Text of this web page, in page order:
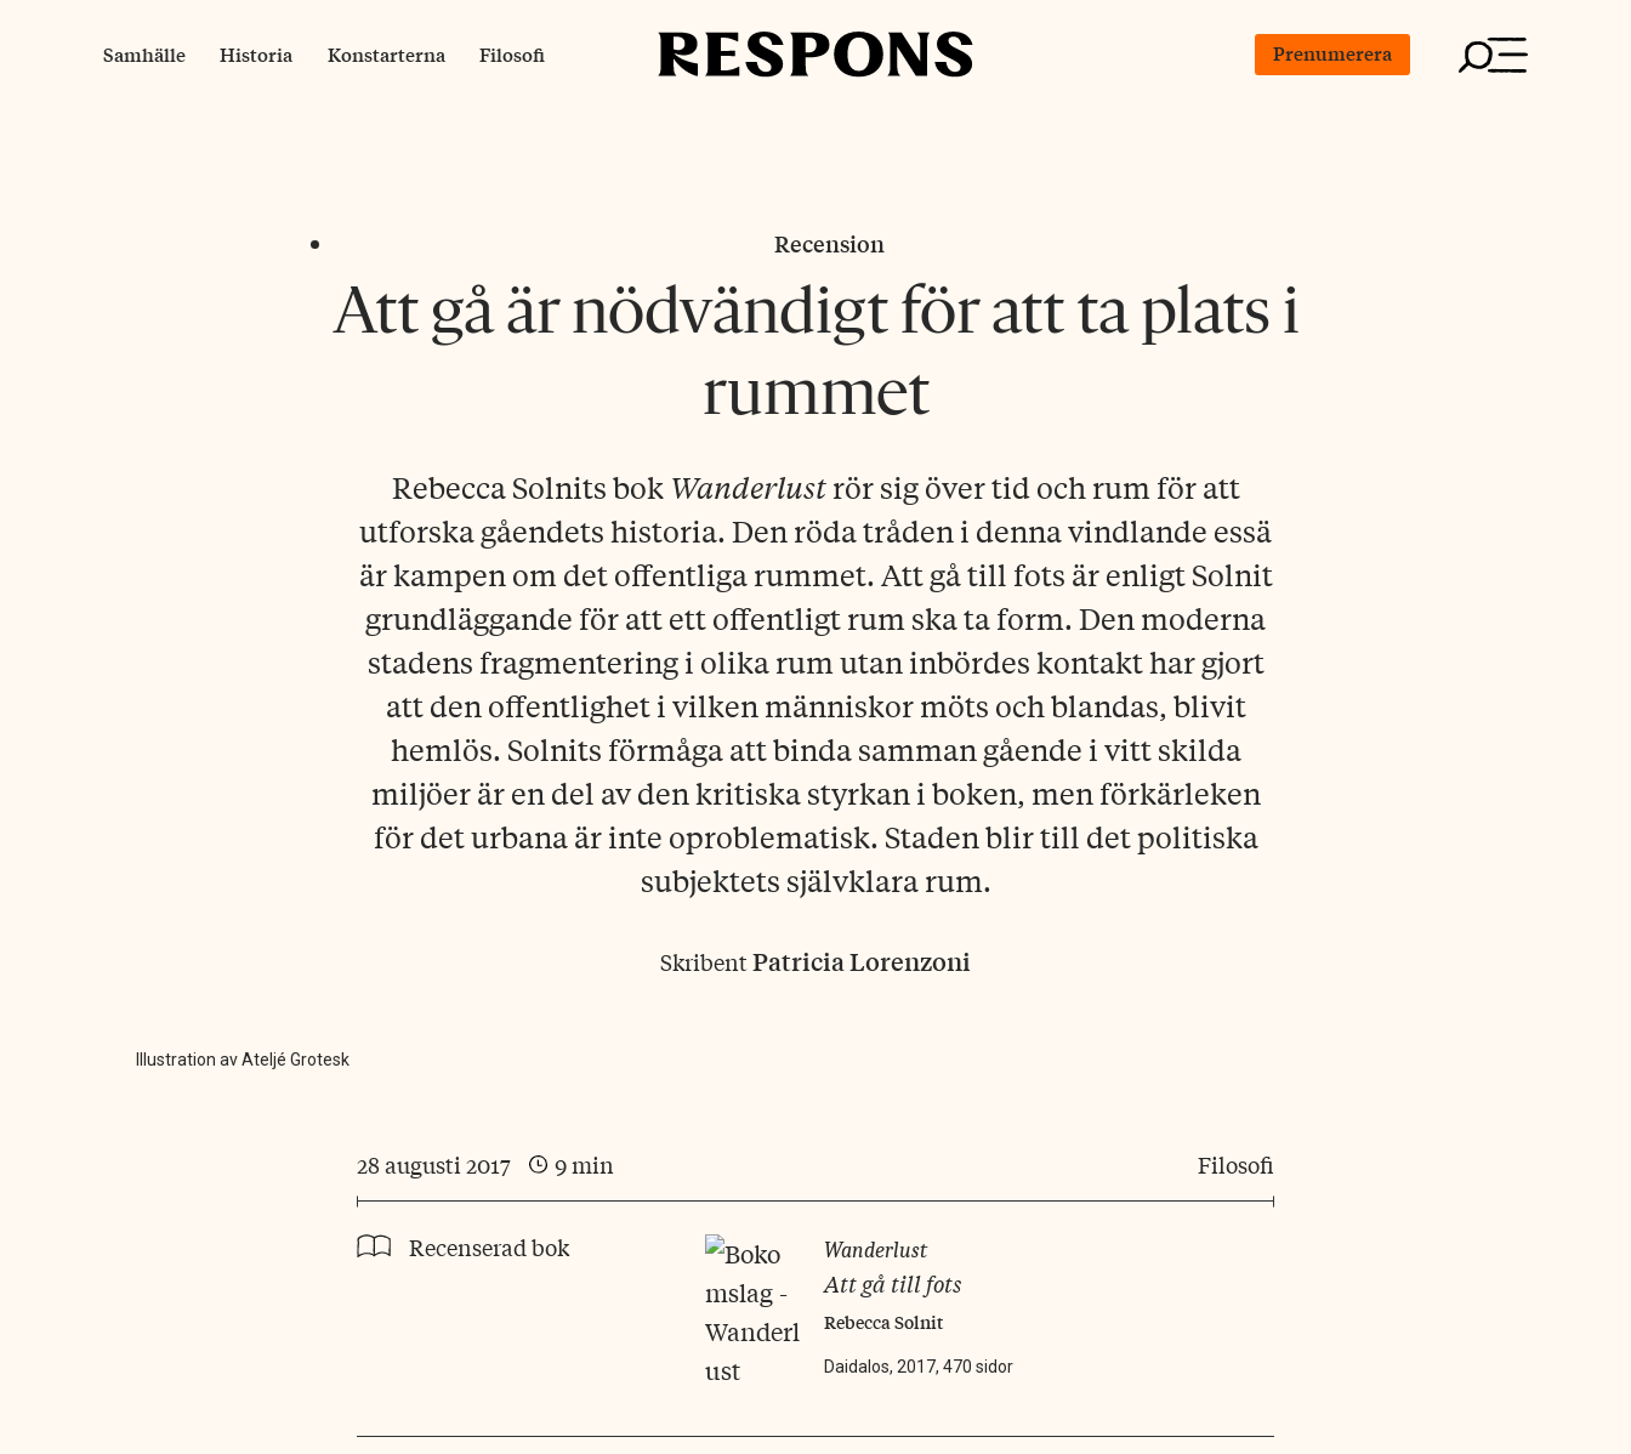
Samhälle Historia Konstarterna Filosofi Prenumerera
Recension
Att gå är nödvändigt för att ta plats i
rummet
Rebecca Solnits bok Wanderluströr sig över tid och rum för att
utforska gåendets historia. Den röda tråden i denna vindlande essä
är kampen om det offentliga rummet. Att gå till fots är enligt Solnit
grundläggande för att ett offentligt rum ska ta form. Den moderna
stadens fragmentering i olika rum utan inbördes kontakt har gjort
att den offentlighet i vilken människor möts och blandas, blivit
hemlös. Solnits förmåga att binda samman gående i vitt skilda
miljöer är en del av den kritiska styrkan i boken, men förkärleken
för det urbana är inte oproblematisk. Staden blir till det politiska
subjektets självklara rum.
SkribentPatricia Lorenzoni
Illustration av Ateljé Grotesk
28 augusti 2017 9 min Filosofi
Recenserad bok Wanderlust
Att gå till fots
Rebecca Solnit
Daidalos, 2017, 470 sidor